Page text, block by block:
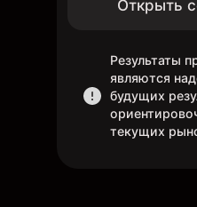
Открыть
Результаты
являются
будущих
текущих